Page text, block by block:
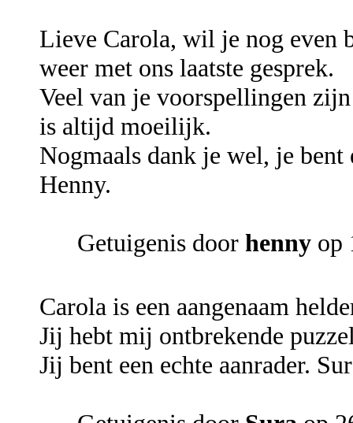
Lieve Carola, wil je nog even
weer met ons laatste gesprek.
Veel van je voorspellingen
is altijd moeilijk.
Nogmaals dank je wel, je
Henny.
Getuigenis door henny op
Carola is een aangenaam
Jij hebt mij ontbrekende
Jij bent een echte aanrader.